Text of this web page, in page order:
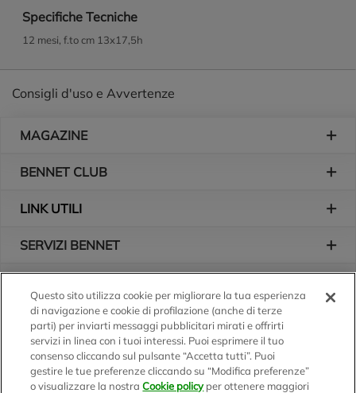
Specifiche Tecniche
12 mesi, f.to cm 13x17,5h
Consigli d'uso e Avvertenze
MAGAZINE
BENNET CLUB
LINK UTILI
SERVIZI BENNET
Logo Bennet
Seguici sui nostri canali
Questo sito utilizza cookie per migliorare la tua esperienza
di navigazione e cookie di profilazione (anche di terze
parti) per inviarti messaggi pubblicitari mirati e offrirti
servizi in linea con i tuoi interessi. Puoi esprimere il tuo
consenso cliccando sul pulsante “Accetta tutti”. Puoi
gestire le tue preferenze cliccando su “Modifica preferenze”
o visualizzare la nostraCookie policyper ottenere maggiori